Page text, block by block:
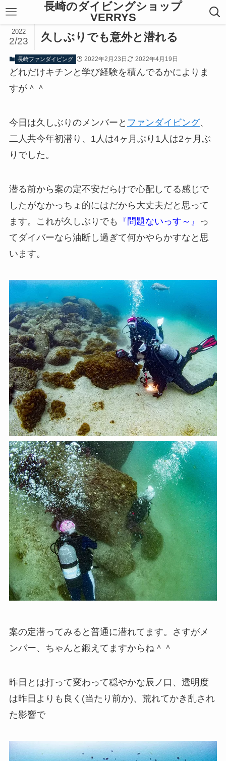
長崎のダイビングショップ
VERRYS
久しぶりでも意外と潜れる
2022
2/23
長崎ファンダイビング 2022年2月23日 2022年4月19日
どれだけキチンと学び経験を積んでるかによりま
すが＾＾
今日は久しぶりのメンバーと ファンダイビング、
二人共今年初潜り、1人は4ヶ月ぶり1人は2ヶ月ぶ
りでした。
潜る前から案の定不安だらけで心配してる感じで
したがなかっちょ的にはだから大丈夫だと思って
ます。これが久しぶりでも
『問題ないっす～』
っ
てダイバーなら油断し過ぎて何かやらかすなと思
います。
案の定潜ってみると普通に潜れてます。さすがメ
ンバー、ちゃんと鍛えてますからね＾＾
昨日とは打って変わって穏やかな辰ノ口、透明度
は昨日よりも良く(当たり前か)、荒れてかき乱され
た影響で